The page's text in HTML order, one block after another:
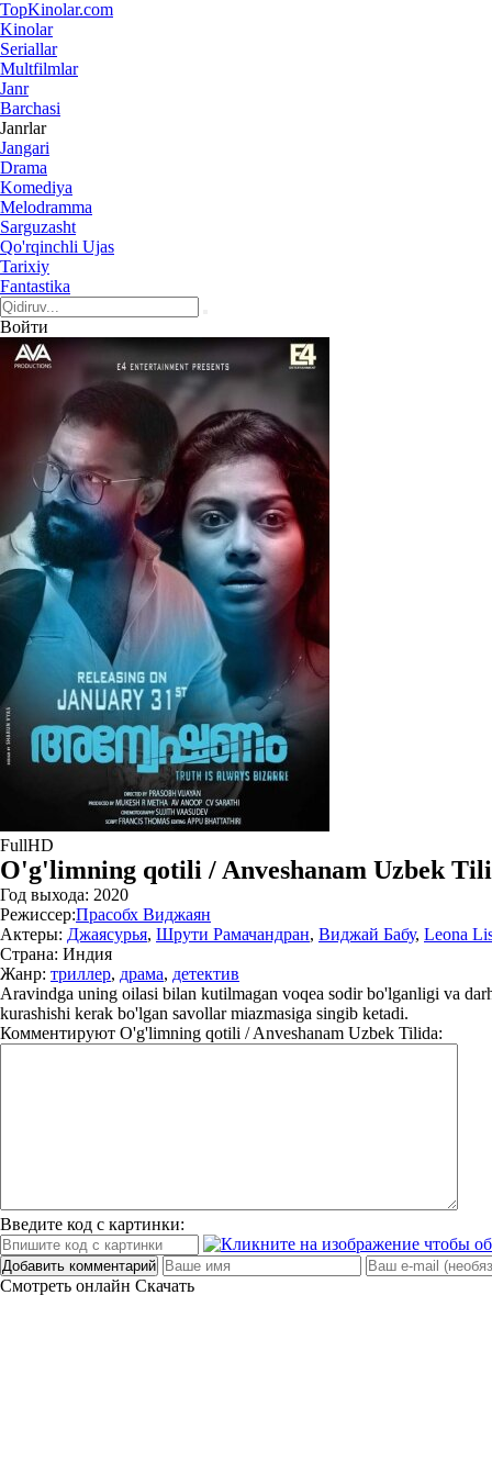
TopKinolar.com
Kinolar
Seriallar
Multfilmlar
Janr
Barchasi
Janrlar
Jangari
Drama
Komediya
Melodramma
Sarguzasht
Qo'rqinchli Ujas
Tarixiy
Fantastika
Войти
FullHD
O'g'limning qotili / Anveshanam Uzbek
Год выхода: 2020
Режиссер:Прасобх Виджаян
Актеры: Джаясурья, Шрути Рамачандран, Виджай Бабу, Leona
Страна: Индия
Жанр: триллер, драма, детектив
Aravindga uning oilasi bilan kutilmagan voqea sodir bo'lganligi va
kurashishi kerak bo'lgan savollar miazmasiga singib ketadi.
Комментируют O'g'limning qotili / Anveshanam Uzbek Tilida:
Введите код с картинки:
Добавить комментарий
Смотреть онлайн Скачать